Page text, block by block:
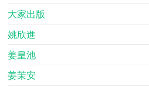
大家出版
姚欣進
姜皇池
姜茉安